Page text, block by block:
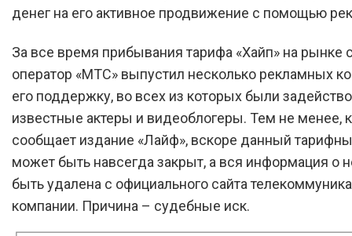
денег на его активное продвижение с помощью
За все время прибывания тарифа «Хайп» на рынке
оператор «МТС» выпустил несколько рекламных
его поддержку, во всех из которых были
известные актеры и видеоблогеры. Тем не менее,
сообщает издание «Лайф», вскоре данный
может быть навсегда закрыт, а вся информация о
быть удалена с официального сайта
компании. Причина – судебные иск.